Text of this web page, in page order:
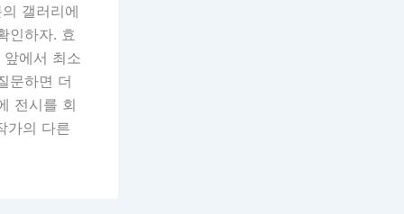
갤러리에
인하자. 효
에서 최소
문하면 더
전시를 회
가의 다른